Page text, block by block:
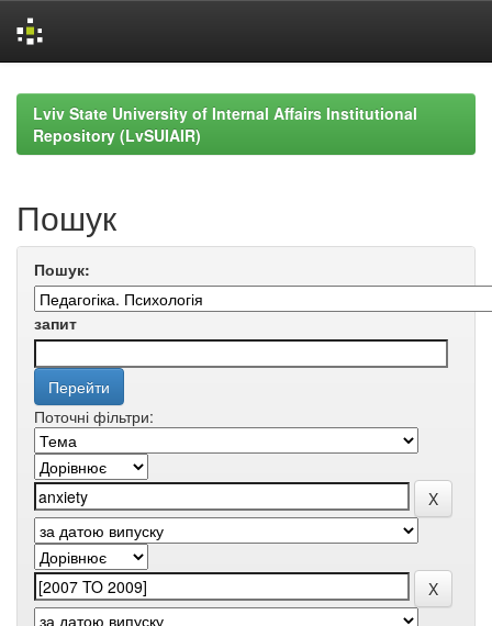
navigationLviv State University of Internal Affairs Institutional
Repository (LvSUIAIR)
Пошук
Пошук:
запит
Поточні фільтри: